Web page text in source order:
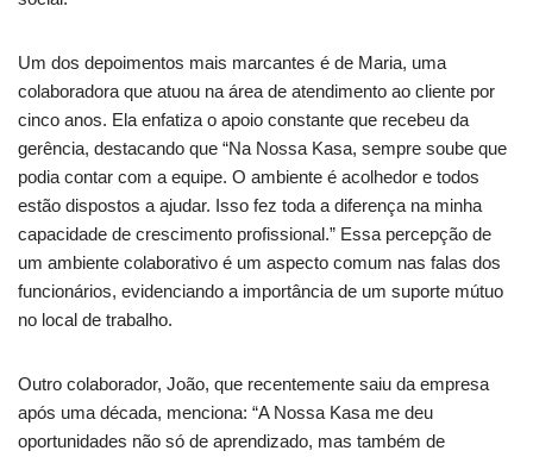
Um dos depoimentos mais marcantes é de Maria, uma
colaboradora que atuou na área de atendimento ao cliente por
cinco anos. Ela enfatiza o apoio constante que recebeu da
gerência, destacando que “Na Nossa Kasa, sempre soube que
podia contar com a equipe. O ambiente é acolhedor e todos
estão dispostos a ajudar. Isso fez toda a diferença na minha
capacidade de crescimento profissional.” Essa percepção de
um ambiente colaborativo é um aspecto comum nas falas dos
funcionários, evidenciando a importância de um suporte mútuo
no local de trabalho.
Outro colaborador, João, que recentemente saiu da empresa
após uma década, menciona: “A Nossa Kasa me deu
oportunidades não só de aprendizado, mas também de